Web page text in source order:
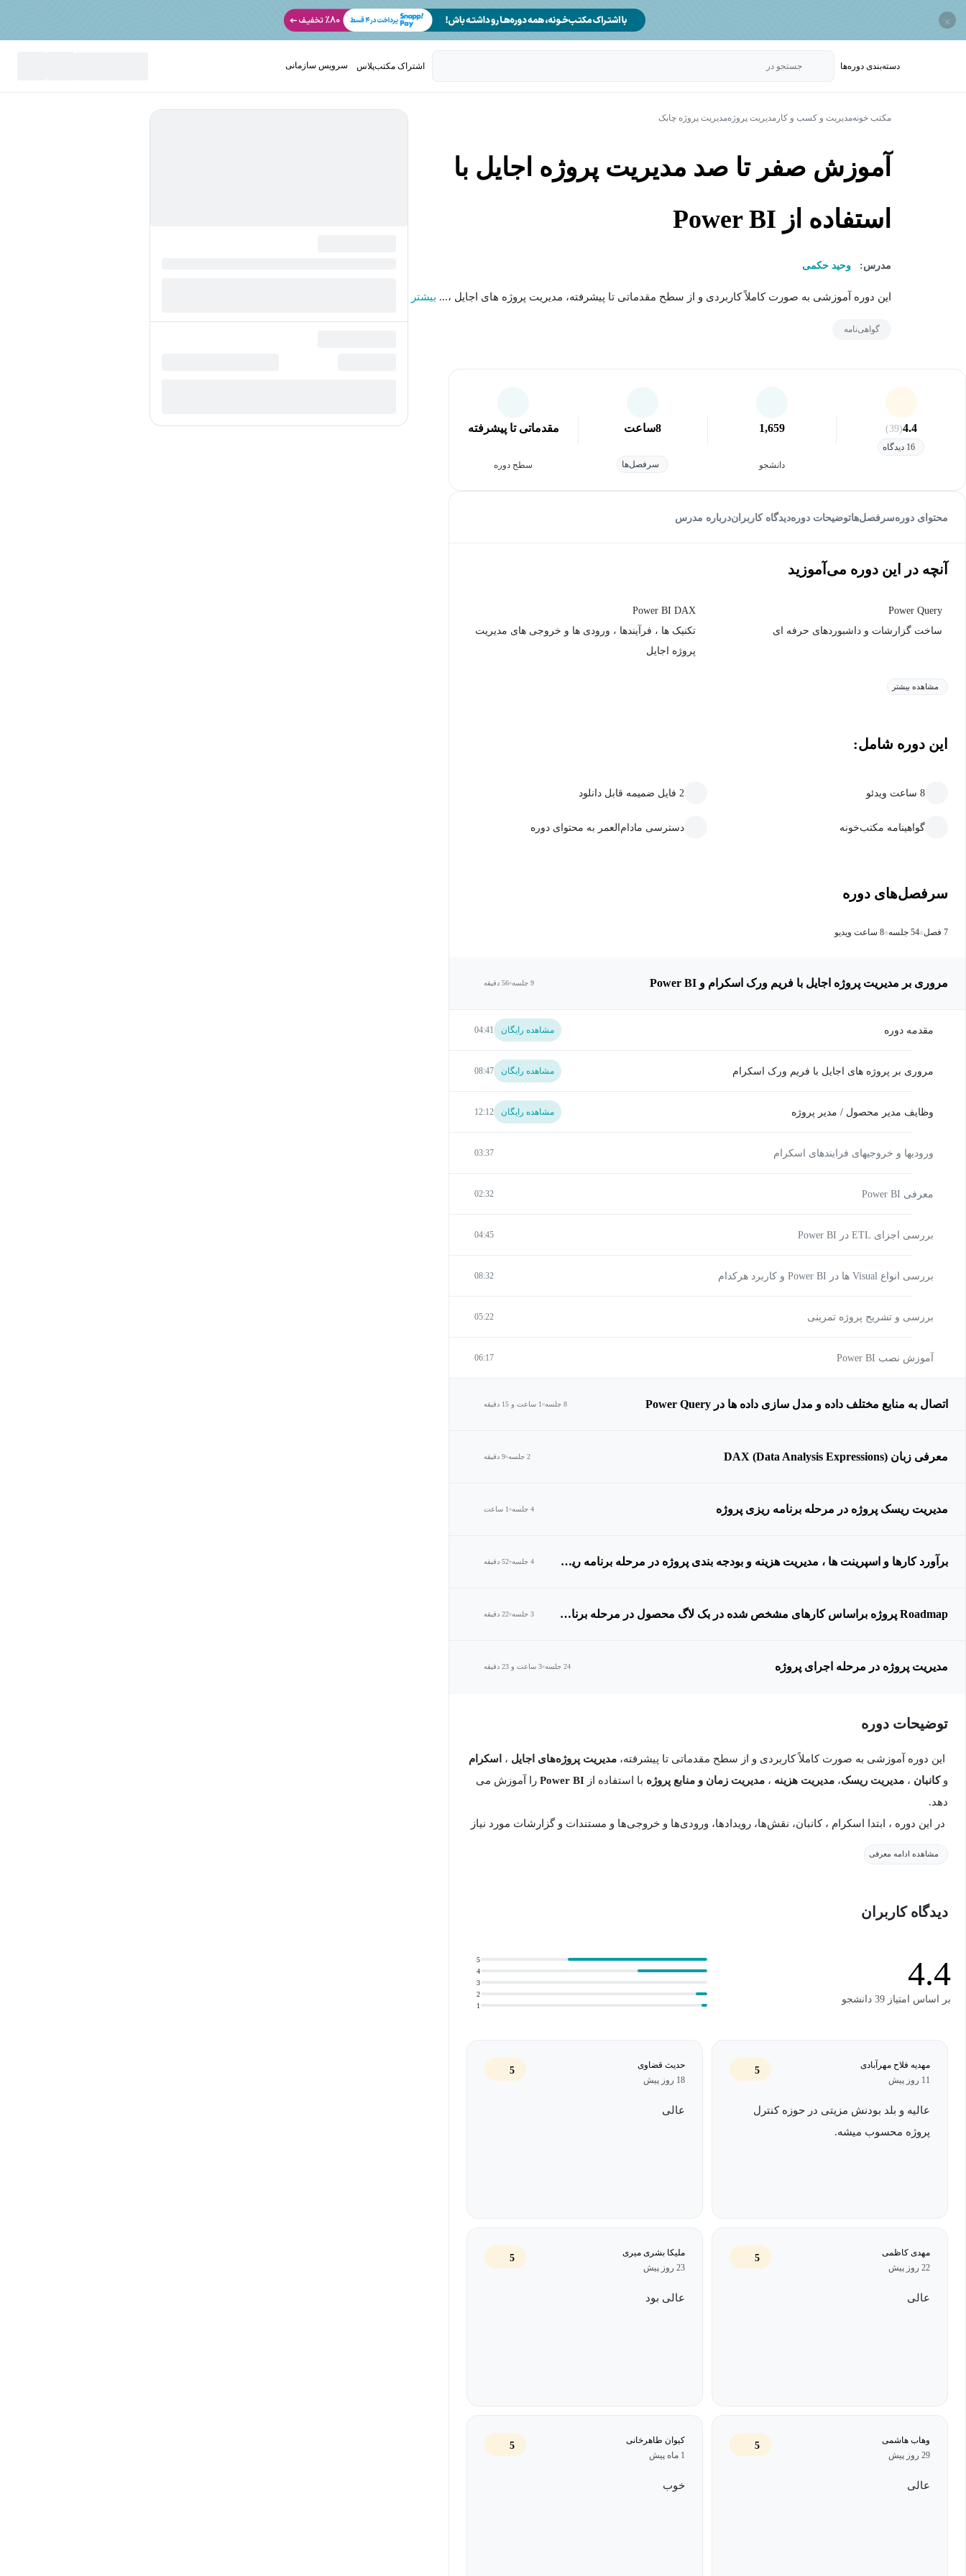
×
دسته‌بندی‌ دوره‌ها جستجو در اشتراک مکتب‌پلاس سرویس سازمانی
مکتب خونهمدیریت و کسب و کار مدیریت پروژهمدیریت پروژه چابک
آموزش صفر تا صد مدیریت پروژه اجایل با
استفاده از Power BI
مدرس: وحید حکمی
این دوره آموزشی به صورت کاملاً کاربردی و از سطح مقدماتی تا پیشرفته، مدیریت پروژه های اجایل ،... بیشتر
گواهی‌نامه
4.4
(39)
16 دیدگاه
1,659
دانشجو
8ساعت
سرفصل‌ها
مقدماتی تا پیشرفته
سطح دوره
محتوای دورهسرفصل‌هاتوضیحات دورهدیدگاه کاربراندرباره مدرس
آنچه در این دوره می‌آموزید
Power Query
Power BI DAX
ساخت گزارشات و داشبوردهای حرفه ای
تکنیک ها ، فرآیندها ، ورودی ها و خروجی های مدیریت
پروژه اجایل
مشاهده بیشتر
این دوره شامل:
8 ساعت ویدئو 2 فایل ضمیمه قابل دانلود
گواهینامه مکتب‌خونه دسترسی مادام‌العمر به محتوای دوره
سرفصل‌های دوره
7 فصل 54 جلسه 8 ساعت ویدیو
مروری بر مدیریت پروژه اجایل با فریم ورک اسکرام و Power BI 9 جلسه 56 دقیقه
مقدمه دوره مشاهده رایگان 04:41
مروری بر پروژه های اجایل با فریم ورک اسکرام مشاهده رایگان 08:47
وظایف مدیر محصول / مدیر پروژه مشاهده رایگان 12:12
ورودیها و خروجیهای فرایندهای اسکرام 03:37
معرفی Power BI 02:32
بررسی اجزای ETL در Power BI 04:45
بررسی انواع Visual ها در Power BI و کاربرد هرکدام 08:32
بررسی و تشریح پروژه تمرینی 05:22
آموزش نصب Power BI 06:17
اتصال به منابع مختلف داده و مدل سازی داده ها در Power Query 8 جلسه 1 ساعت و 15 دقیقه
معرفی زبان DAX (Data Analysis Expressions) 2 جلسه 9 دقیقه
مدیریت ریسک پروژه در مرحله برنامه ریزی پروژه 4 جلسه 1 ساعت
برآورد کارها و اسپرینت ها ، مدیریت هزینه و بودجه بندی پروژه در مرحله برنامه ریزی پروژه 4 جلسه 52 دقیقه
Roadmap پروژه براساس کارهای مشخص شده در بک لاگ محصول در مرحله برنامه ریزی 3 جلسه 22 دقیقه
مدیریت پروژه در مرحله اجرای پروژه 24 جلسه 3 ساعت و 23 دقیقه
توضیحات دوره
این دوره آموزشی به‌ صورت کاملاً کاربردی و از سطح مقدماتی تا پیشرفته، مدیریت پروژه‌های اجایل ،
اسکرام
وکانبان ، مدیریت ریسک، مدیریت هزینه ، مدیریت زمان و منابع پروژه با استفاده از Power BI
را آموزش می
دهد.
در این دوره ، ابتدا اسکرام ، کانبان، نقش‌ها، رویدادها، ورودی‌ها و خروجی‌ها و مستندات و گزارشات مورد نیاز
- استفاده از Power Query
- نحوه ساخت بک لاگ محصول به صورت داینامیک و تحلیلی
باقیمانده
- مدیریت منابع، زمان ، ریسک و هزینه پروژه با استفاده از تکنیک ارزش کسب شده
- محاسبه و ترسیم ماتریس 5*5 ریسک پروژه
- محاسبه و ترسیم Roadmap پروژه با استفاده از گانت چارت‌ تعاملی
پیچیده و ساخت داشبوردهای تعاملی حرفه‌ای برای مدیران پروژه و اعضای تیم به‌دست می‌آید. این دوره به‌ویژه
مشاهده ادامه معرفی
دیدگاه کاربران
4.4
بر اساس امتیاز 39 دانشجو
1
2
3
4
5
مهدیه فلاح مهرآبادی
11 روز پیش
5
عالیه و بلد بودنش مزیتی در حوزه کنترل
پروژه محسوب میشه.
حدیث قضاوی
18 روز پیش
5
عالی
مهدی کاظمی
22 روز پیش
5
عالی
ملیکا بشری میری
23 روز پیش
5
عالی بود
وهاب هاشمی
29 روز پیش
5
عالی
کیوان طاهرخانی
1 ماه پیش
5
خوب